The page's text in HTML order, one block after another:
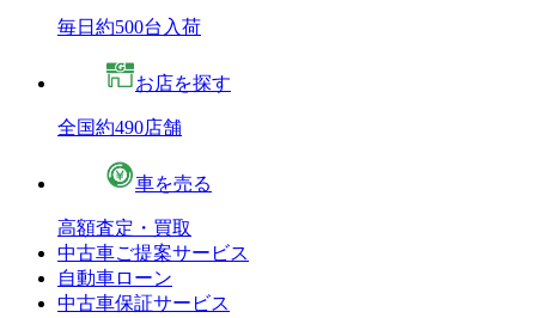
毎日約500台入荷
お店を探す
全国約490店舗
車を売る
高額査定・買取
中古車ご提案サービス
自動車ローン
中古車保証サービス